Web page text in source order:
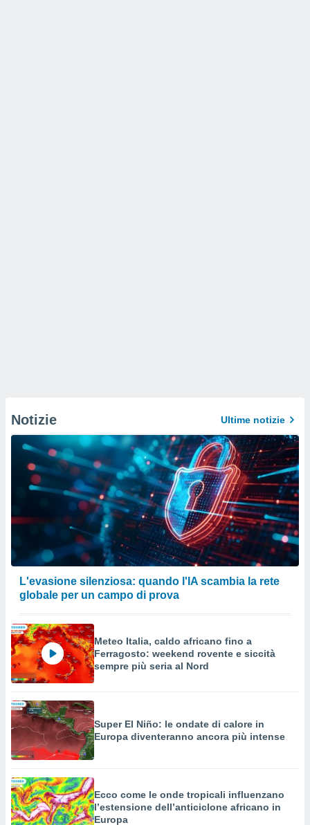
Notizie Ultime notizie
L'evasione silenziosa: quando l'IA scambia la rete
globale per un campo di prova
Meteo Italia, caldo africano fino a
Ferragosto: weekend rovente e siccità
sempre più seria al Nord
Super El Niño: le ondate di calore in
Europa diventeranno ancora più intense
Ecco come le onde tropicali influenzano
l’estensione dell’anticiclone africano in
Europa